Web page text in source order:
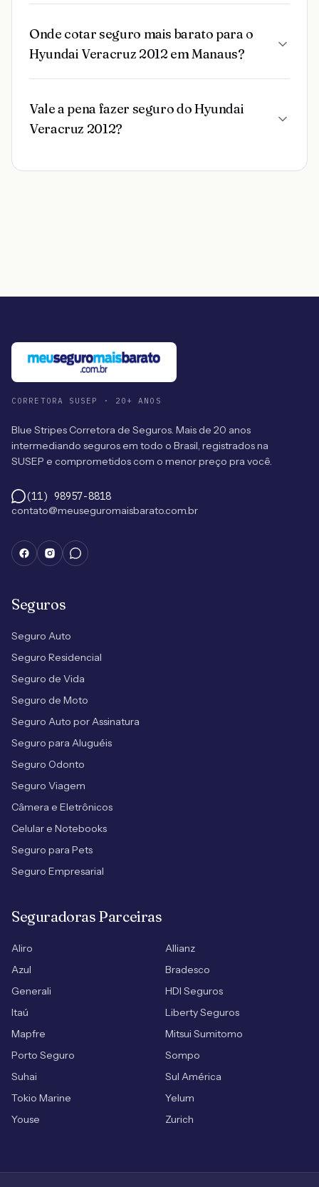
Onde cotar seguro mais barato para o
Hyundai Veracruz 2012 em Manaus?
Vale a pena fazer seguro do Hyundai
Veracruz 2012?
CORRETORA SUSEP · 20+ ANOS
Blue Stripes Corretora de Seguros. Mais de 20 anos
intermediando seguros em todo o Brasil, registrados na
SUSEP e comprometidos com o menor preço pra você.
(11) 98957-8818
contato@meuseguromaisbarato.com.br
Seguros
Seguro Auto
Seguro Residencial
Seguro de Vida
Seguro de Moto
Seguro Auto por Assinatura
Seguro para Aluguéis
Seguro Odonto
Seguro Viagem
Câmera e Eletrônicos
Celular e Notebooks
Seguro para Pets
Seguro Empresarial
Seguradoras Parceiras
Aliro
Allianz
Azul
Bradesco
Generali
HDI Seguros
Itaú
Liberty Seguros
Mapfre
Mitsui Sumitomo
Porto Seguro
Sompo
Suhai
Sul América
Tokio Marine
Yelum
Youse
Zurich